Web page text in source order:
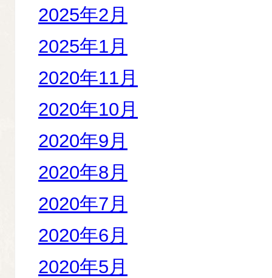
2025年2月
2025年1月
2020年11月
2020年10月
2020年9月
2020年8月
2020年7月
2020年6月
2020年5月